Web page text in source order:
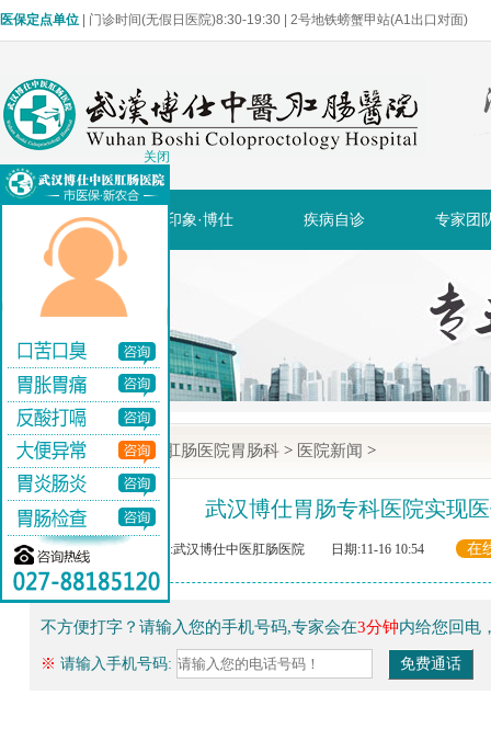
医保定点单位 | 门诊时间(无假日医院)8:30-19:30 | 2号地铁螃蟹甲站(A1出口对面)
网站首页 印象·博仕 疾病自诊 专家团
当前位置: 武汉博仕肛肠医院胃肠科 > 医院新闻 >
武汉博仕胃肠专科医院实现
来源:武汉博仕中医肛肠医院 日期:11-16 10:54 在
不方便打字？请输入您的手机号码,专家会在3分钟内给您回电
※ 请输入手机号码:
关闭